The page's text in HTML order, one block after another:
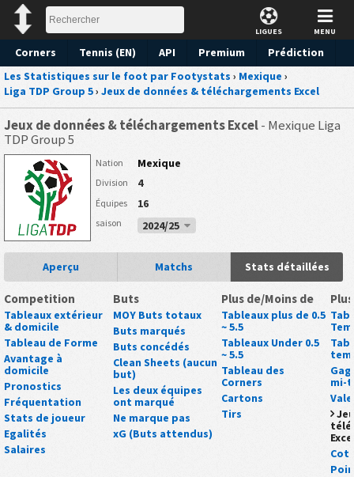
LIGUES MENU
Corners Tennis (EN) API Premium
Prédiction
Les Statistiques sur le foot par Footystats › Mexique ›
Liga TDP Group 5› Jeux de données & téléchargements Excel
Jeux de données & téléchargements Excel- Mexique Liga
TDP Group 5
Nation Mexique
Division 4
Équipes 16
saison 2024/25
Aperçu Matchs Stats détaillées
Competition
Tableaux extérieur
& domicile
Tableau de Forme
Avantage à
domicile
Pronostics
Fréquentation
Stats de joueur
Egalités
Salaires
Buts
MOY Buts totaux
Buts marqués
Buts concédés
Clean Sheets (aucun
but)
Les deux équipes
ont marqué
Ne marque pas
xG (Buts attendus)
Plus de/Moins de
Tableaux plus de 0.5
~ 5.5
Tableaux Under 0.5
~ 5.5
Tableau des
Corners
Cartons
Tirs
Plus
mi-